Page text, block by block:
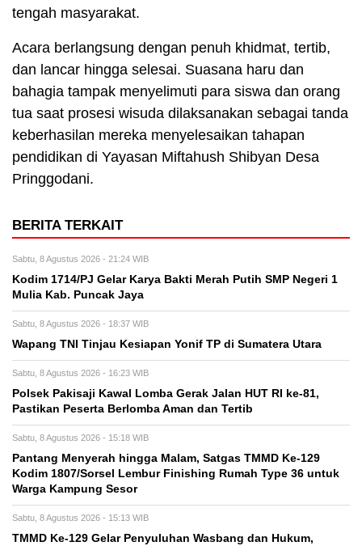
tengah masyarakat.
Acara berlangsung dengan penuh khidmat, tertib,
dan lancar hingga selesai. Suasana haru dan
bahagia tampak menyelimuti para siswa dan orang
tua saat prosesi wisuda dilaksanakan sebagai tanda
keberhasilan mereka menyelesaikan tahapan
pendidikan di Yayasan Miftahush Shibyan Desa
Pringgodani.
BERITA TERKAIT
Sabtu, 8 Agustus 2026 - 21:24 WIB
Kodim 1714/PJ Gelar Karya Bakti Merah Putih SMP Negeri 1
Mulia Kab. Puncak Jaya
Sabtu, 8 Agustus 2026 - 18:37 WIB
Wapang TNI Tinjau Kesiapan Yonif TP di Sumatera Utara
Sabtu, 8 Agustus 2026 - 16:23 WIB
Polsek Pakisaji Kawal Lomba Gerak Jalan HUT RI ke-81,
Pastikan Peserta Berlomba Aman dan Tertib
Sabtu, 8 Agustus 2026 - 15:18 WIB
Pantang Menyerah hingga Malam, Satgas TMMD Ke-129
Kodim 1807/Sorsel Lembur Finishing Rumah Type 36 untuk
Warga Kampung Sesor
Sabtu, 8 Agustus 2026 - 15:13 WIB
TMMD Ke-129 Gelar Penyuluhan Wasbang dan Hukum,